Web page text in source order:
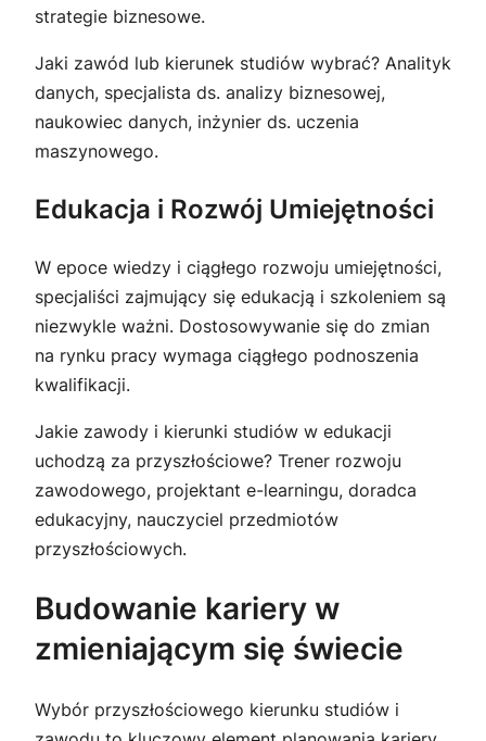
strategie biznesowe.
Jaki zawód lub kierunek studiów wybrać? Analityk
danych, specjalista ds. analizy biznesowej,
naukowiec danych, inżynier ds. uczenia
maszynowego.
Edukacja i Rozwój Umiejętności
W epoce wiedzy i ciągłego rozwoju umiejętności,
specjaliści zajmujący się edukacją i szkoleniem są
niezwykle ważni. Dostosowywanie się do zmian
na rynku pracy wymaga ciągłego podnoszenia
kwalifikacji.
Jakie zawody i kierunki studiów w edukacji
uchodzą za przyszłościowe? Trener rozwoju
zawodowego, projektant e-learningu, doradca
edukacyjny, nauczyciel przedmiotów
przyszłościowych.
Budowanie kariery w
zmieniającym się świecie
Wybór przyszłościowego kierunku studiów i